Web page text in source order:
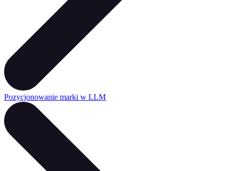
Pozycjonowanie marki w LLM